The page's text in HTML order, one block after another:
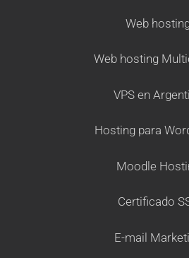
Web hosting
Web hosting
VPS en
Hosting para
Moodle
Certificado
E-mail